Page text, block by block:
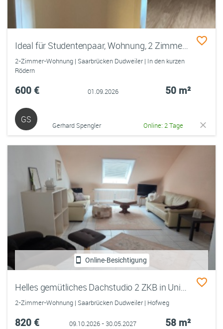
Ideal für Studentenpaar, Wohnung, 2 Zimmer, Küche, Bad
2-Zimmer-Wohnung | Saarbrücken Dudweiler | In den kurzen
Rödern
600 € 01.09.2026 50 m²
GS
Gerhard Spengler Online: 2 Tage
Online-Besichtigung
Helles gemütliches Dachstudio 2 ZKB in Uninähe
2-Zimmer-Wohnung | Saarbrücken Dudweiler | Hofweg
820 € 09.10.2026 - 30.05.2027 58 m²